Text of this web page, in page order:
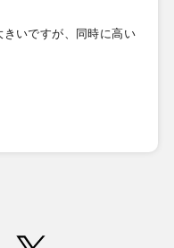
いですが、同時に高い